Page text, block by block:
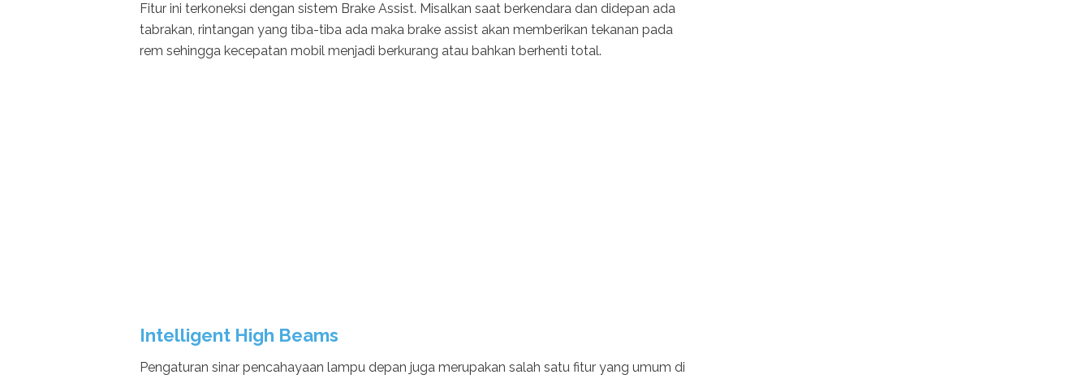
Fitur ini terkoneksi dengan sistem Brake Assist. Misalkan saat berkendara dan didepan ada
tabrakan, rintangan yang tiba-tiba ada maka brake assist akan memberikan tekanan pada
rem sehingga kecepatan mobil menjadi berkurang atau bahkan berhenti total.
Intelligent High Beams
Pengaturan sinar pencahayaan lampu depan juga merupakan salah satu fitur yang umum di